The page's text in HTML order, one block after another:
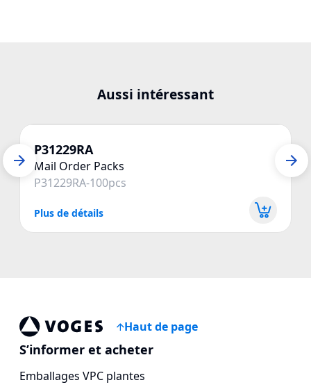
Aussi intéressant
P31229RA
Mail Order Packs
P31229RA-100pcs
Plus de détails
Vogespackaging
Haut de page
S’informer et acheter
Emballages VPC plantes